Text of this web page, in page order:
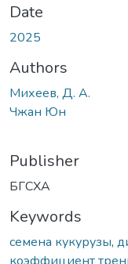
Date
2025
Authors
Михеев, Д. А.
Чжан Юн
Publisher
БГСХА
Keywords
семена кукурузы,